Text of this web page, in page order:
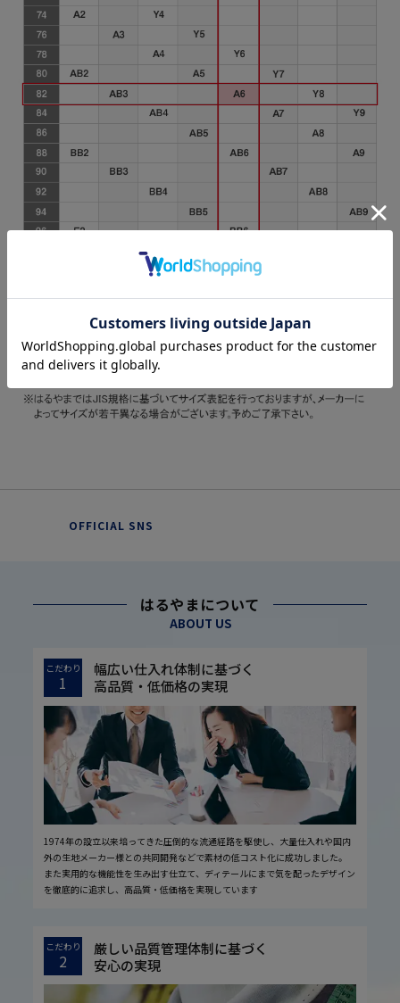
OFFICIAL SNS
はるやまについて
ABOUT US
こだわり
1
幅広い仕入れ体制に基づく
高品質・低価格の実現
1974年の設立以来培ってきた圧倒的な流通経路を駆使し、大量仕入れや国内
外の生地メーカー様との共同開発などで素材の低コスト化に成功しました。
また実用的な機能性を生み出す仕立て、ディテールにまで気を配ったデザイン
を徹底的に追求し、高品質・低価格を実現しています
こだわり
2
厳しい品質管理体制に基づく
安心の実現